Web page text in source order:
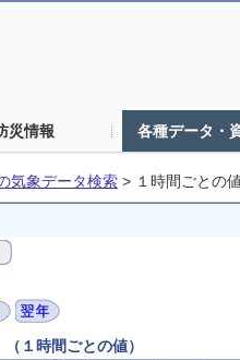
災情報 各種データ・
気象データ検索 > １時間ごとの
１時間ごとの値）